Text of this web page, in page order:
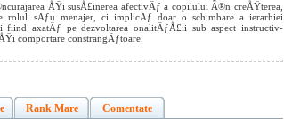
ÅŸi susÅ£inerea afectivÄƒ a copilului Ã®n creÅŸterea,
rolul sÄƒu menajer, ci implicÄƒ doar o schimbare a ierarhiei
axatÄƒ pe dezvoltarea onalitÄƒÅ£ii sub aspect instructiv-
comportare constrangÄƒtoare.
Rank Mare Comentate